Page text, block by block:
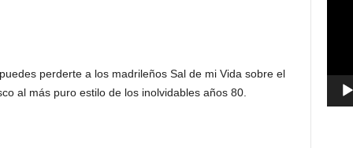
perderte a los madrileños Sal de mi Vida sobre el
al más puro estilo de los inolvidables años 80.